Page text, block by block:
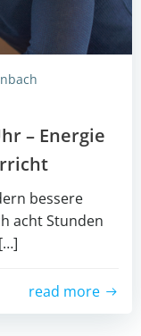
– Energie
bessere
acht Stunden
read more